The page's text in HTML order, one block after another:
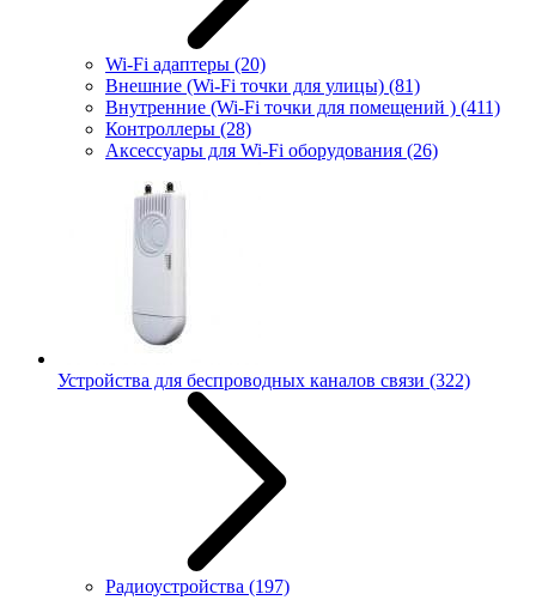
Wi-Fi адаптеры (20)
Внешние (Wi-Fi точки для улицы) (81)
Внутренние (Wi-Fi точки для помещений ) (411)
Контроллеры (28)
Аксессуары для Wi-Fi оборудования (26)
Устройства для беспроводных каналов связи (322)
Радиоустройства (197)